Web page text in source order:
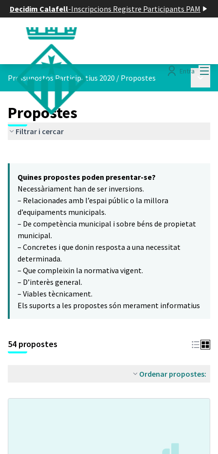
Decidim Calafell-Inscripcions Registre Participants PAM
Entra
Pressupostos Participatius 2020 / Propostes
Propostes
Filtrar i cercar
−
Quines propostes poden presentar-se?
Necessàriament han de ser inversions.
– Relacionades amb l’espai públic o la millora
d’equipaments municipals.
– De competència municipal i sobre béns de propietat
municipal.
– Concretes i que donin resposta a una necessitat
determinada.
– Que compleixin la normativa vigent.
– D’interès general.
– Viables tècnicament.
Els suports a les propostes són merament informatius
54 propostes
Ordenar propostes: